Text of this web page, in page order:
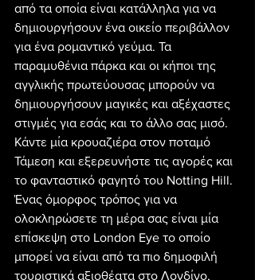
από τα οποία είναι κατάλληλα για να
δημιουργήσουν ένα οικείο περιβάλλον
για ένα ρομαντικό γεύμα. Τα
παραμυθένια πάρκα και οι κήποι της
αγγλικής πρωτεύουσας μπορούν να
δημιουργήσουν μαγικές και αξέχαστες
στιγμές για εσάς και το άλλο σας μισό.
Κάντε μία κρουαζιέρα στον ποταμό
Τάμεση και εξερευνήστε τις αγορές και
το φανταστικό φαγητό του Notting Hill.
Ένας όμορφος τρόπος για να
ολοκληρώσετε τη μέρα σας είναι μία
επίσκεψη στο London Eye το οποίο
μπορεί να είναι από τα πιο δημοφιλή
τουριστικά αξιοθέατα στο Λονδίνο,